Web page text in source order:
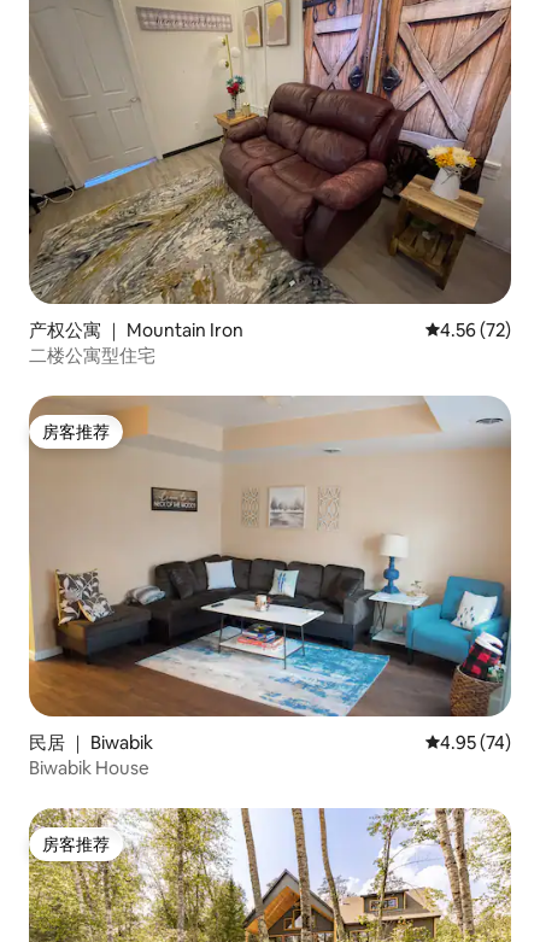
产权公寓 ｜ Mountain Iron 平均评分
4.56 (72)
二楼公寓型住宅
房客推荐
房客推荐
民居 ｜ Biwabik 平均评分
4.95 (74)
Biwabik House
房客推荐
房客推荐